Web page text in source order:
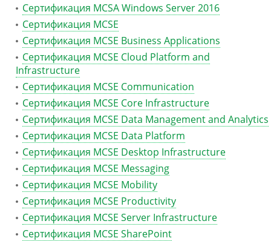
Сертификация MCSA Windows Server 2016
Сертификация MCSE
Сертификация MCSE Business Applications
Сертификация MCSE Cloud Platform and
Infrastructure
Сертификация MCSE Communication
Сертификация MCSE Core Infrastructure
Сертификация MCSE Data Management and Analytics
Сертификация MCSE Data Platform
Сертификация MCSE Desktop Infrastructure
Сертификация MCSE Messaging
Сертификация MCSE Mobility
Сертификация MCSE Productivity
Сертификация MCSE Server Infrastructure
Сертификация MCSE SharePoint